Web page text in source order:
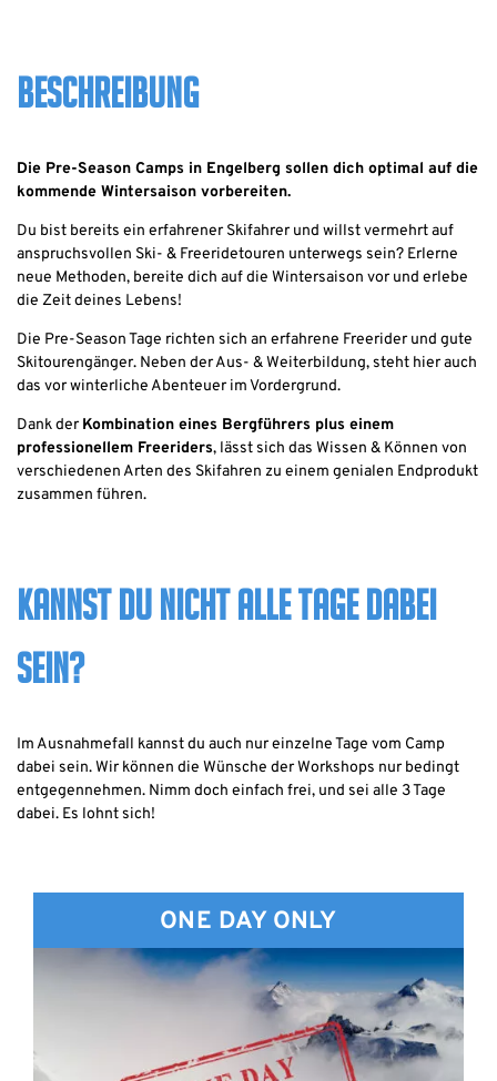
BESCHREIBUNG
Die Pre-Season Camps in Engelberg sollen dich optimal auf die
kommende Wintersaison vorbereiten.
Du bist bereits ein erfahrener Skifahrer und willst vermehrt auf
anspruchsvollen Ski- & Freeridetouren unterwegs sein? Erlerne
neue Methoden, bereite dich auf die Wintersaison vor und erlebe
die Zeit deines Lebens!
Die Pre-Season Tage richten sich an erfahrene Freerider und gute
Skitourengänger. Neben der Aus- & Weiterbildung, steht hier auch
das vor winterliche Abenteuer im Vordergrund.
Dank derKombination eines Bergführers plus einem
professionellem Freeriders, lässt sich das Wissen & Können von
verschiedenen Arten des Skifahren zu einem genialen Endprodukt
zusammen führen.
KANNST DU NICHT ALLE TAGE DABEI
SEIN?
Im Ausnahmefall kannst du auch nur einzelne Tage vom Camp
dabei sein. Wir können die Wünsche der Workshops nur bedingt
entgegennehmen. Nimm doch einfach frei, und sei alle 3 Tage
dabei. Es lohnt sich!
ONE DAY ONLY